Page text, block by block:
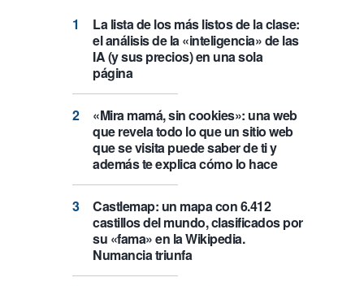
La lista de los más listos de la clase:
el análisis de la «inteligencia» de las
IA (y sus precios) en una sola
página
«Mira mamá, sin cookies»: una web
que revela todo lo que un sitio web
que se visita puede saber de ti y
además te explica cómo lo hace
Castlemap: un mapa con 6.412
castillos del mundo, clasificados por
su «fama» en la Wikipedia.
Numancia triunfa